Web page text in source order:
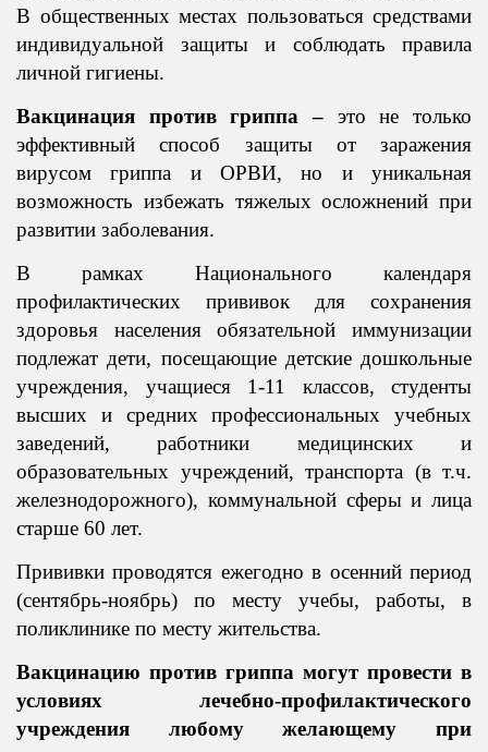
В общественных местах пользоваться средствами
индивидуальной защиты и соблюдать правила
личной гигиены.
Вакцинация против гриппа – это не только
эффективный способ защиты от заражения
вирусом гриппа и ОРВИ, но и уникальная
возможность избежать тяжелых осложнений при
развитии заболевания.
В рамках Национального календаря
профилактических прививок для сохранения
здоровья населения обязательной иммунизации
подлежат дети, посещающие детские дошкольные
учреждения, учащиеся 1-11 классов, студенты
высших и средних профессиональных учебных
заведений, работники медицинских и
образовательных учреждений, транспорта (в т.ч.
железнодорожного), коммунальной сферы и лица
старше 60 лет.
Прививки проводятся ежегодно в осенний период
(сентябрь-ноябрь) по месту учебы, работы, в
поликлинике по месту жительства.
Вакцинацию против гриппа могут провести в
условиях лечебно-профилактического
учреждения любому желающему при